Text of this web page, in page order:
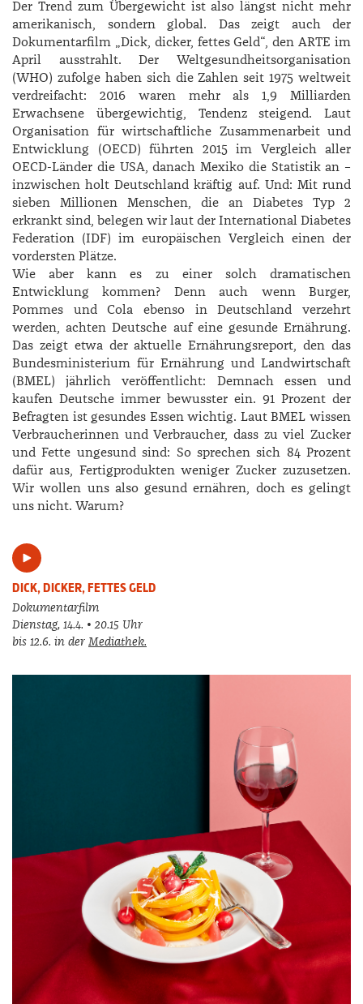
Der Trend zum Übergewicht ist also längst nicht mehr
amerikanisch, sondern global. Das zeigt auch der
Dokumentarfilm „Dick, dicker, fettes Geld“, den ARTE im
April ausstrahlt. Der Weltgesundheitsorganisation
(WHO) zufolge haben sich die Zahlen seit 1975 weltweit
verdreifacht: 2016 waren mehr als 1,9 Milliarden
Erwachsene übergewichtig, Tendenz steigend. Laut
Organisation für wirtschaftliche Zusammenarbeit und
Entwicklung (OECD) führten 2015 im Vergleich aller
OECD-Länder die USA, danach Mexiko die Statistik an –
inzwischen holt Deutschland kräftig auf. Und: Mit rund
sieben Millionen Menschen, die an Diabetes Typ 2
erkrankt sind, belegen wir laut der International Diabetes
Federation (IDF) im europäischen Vergleich einen der
vordersten Plätze.
Wie aber kann es zu einer solch dramatischen
Entwicklung kommen? Denn auch wenn Burger,
Pommes und Cola ebenso in Deutschland verzehrt
werden, achten Deutsche auf eine gesunde Ernährung.
Das zeigt etwa der aktuelle Ernährungsreport, den das
Bundesministerium für Ernährung und Landwirtschaft
(BMEL) jährlich veröffentlicht: Demnach essen und
kaufen Deutsche immer bewusster ein. 91 Prozent der
Befragten ist gesundes Essen wichtig. Laut BMEL wissen
Verbraucherinnen und Verbraucher, dass zu viel Zucker
und Fette ungesund sind: So sprechen sich 84 Prozent
dafür aus, Fertigprodukten weniger Zucker zuzusetzen.
Wir wollen uns also gesund ernähren, doch es gelingt
uns nicht. Warum?
DICK, DICKER, FETTES GELD
Dokumentarfilm
Dienstag, 14.4. • 20.15 Uhr
bis 12.6. in der Mediathek.